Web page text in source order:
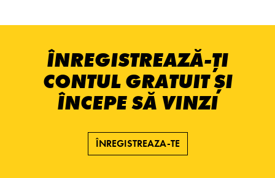
ÎNREGISTREAZĂ-ȚI
CONTUL GRATUIT ȘI
ÎNCEPE SĂ VINZI
ÎNREGISTREAZA-TE